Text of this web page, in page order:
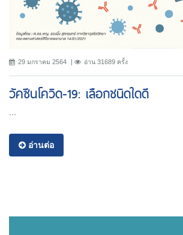
29 มกราคม 2564 อ่าน 31689 ครั้ง
วัคซีนโควิด-19: เลือกชนิดใดดี
อ่านต่อ